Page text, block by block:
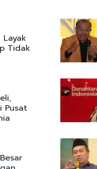
Tidak
Pusat